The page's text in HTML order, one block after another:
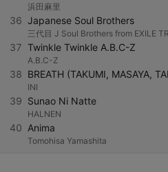
浜田麻里
36 Japanese Soul Brothers
三代目 J Soul Brothers from EXILE
37 Twinkle Twinkle A.B.C-Z
A.B.C-Z
38 BREATH (TAKUMI, MASAYA,
INI
39 Sunao Ni Natte
HALNEN
40 Anima
Tomohisa Yamashita